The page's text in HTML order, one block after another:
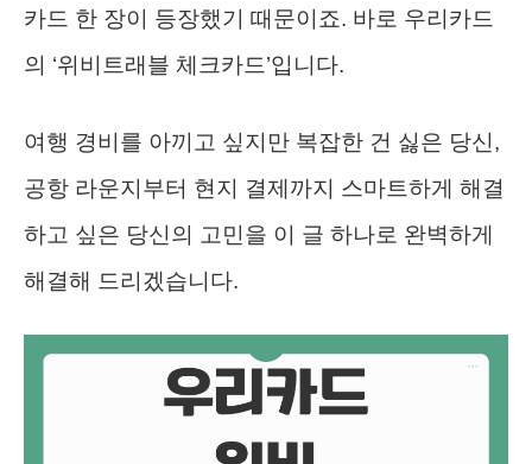
카드 한 장이 등장했기 때문이죠. 바로 우리카드
의 ‘위비트래블 체크카드’입니다.
여행 경비를 아끼고 싶지만 복잡한 건 싫은 당신,
공항 라운지부터 현지 결제까지 스마트하게 해결
하고 싶은 당신의 고민을 이 글 하나로 완벽하게
해결해 드리겠습니다.